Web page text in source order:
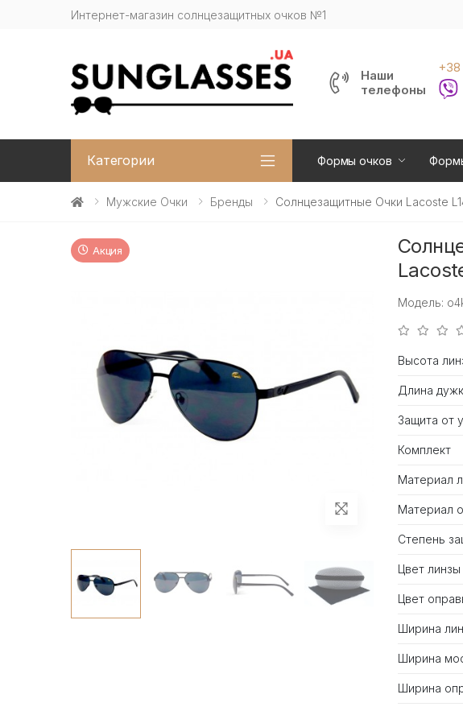
Интернет-магазин солнцезащитных очков №1
Наши
телефоны
+38
Категории Формы очков
Мужские Очки Бренды Солнцезащитные Очки Lacoste
Акция
Модель:
Высота
Длина
Защита от
Комплект
Материал
Материал
Степень
Цвет линзы
Цвет
Ширина
Ширина
Ширина